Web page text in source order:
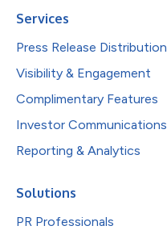
Services
Press Release Distribution
Visibility & Engagement
Complimentary Features
Investor Communications
Reporting & Analytics
Solutions
PR Professionals